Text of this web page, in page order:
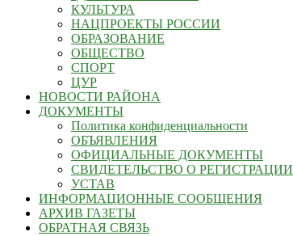
КУЛЬТУРА
НАЦПРОЕКТЫ РОССИИ
ОБРАЗОВАНИЕ
ОБЩЕСТВО
СПОРТ
ЦУР
НОВОСТИ РАЙОНА
ДОКУМЕНТЫ
Политика конфиденциальности
ОБЪЯВЛЕНИЯ
ОФИЦИАЛЬНЫЕ ДОКУМЕНТЫ
СВИДЕТЕЛЬСТВО О РЕГИСТРАЦИИ
УСТАВ
ИНФОРМАЦИОННЫЕ СООБЩЕНИЯ
АРХИВ ГАЗЕТЫ
ОБРАТНАЯ СВЯЗЬ